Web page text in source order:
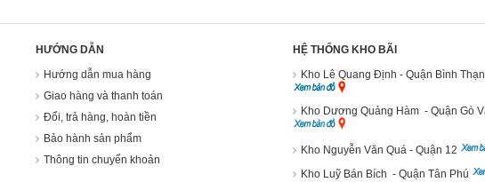
HƯỚNG DẪN
Hướng dẫn mua hàng
Giao hàng và thanh toán
Đổi, trả hàng, hoàn tiền
Bảo hành sản phẩm
Thông tin chuyển khoản
HỆ THỐNG KHO BÃI
Kho Lê Quang Định - Quận Bình
Kho Dương Quảng Hàm - Quận Gò
Kho Nguyễn Văn Quá - Quận 12
Kho Luỹ Bán Bích - Quận Tân Phú